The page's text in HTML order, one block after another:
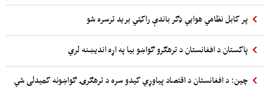
پر کابل نظامي هوایي ډګر باندې راکټي برید ترسره شو
پاکستان د افغانستان د ترهګرو ګواښو بیا په اړه اندیښنه لري
چین: د افغانستان د اقتصاد پیاوړي کیدو سره د ترهګرۍ ګواښونه کمیدلی شي